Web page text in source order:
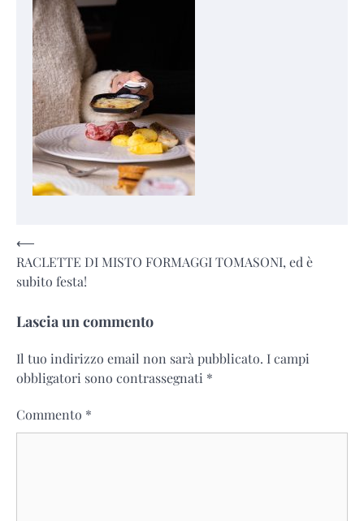
Navigazione
articoli
⟵
RACLETTE DI MISTO FORMAGGI TOMASONI, ed è
subito festa!
Lascia un commento
Il tuo indirizzo email non sarà pubblicato. I campi
obbligatori sono contrassegnati *
Commento *